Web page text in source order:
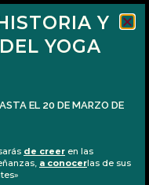
de Swami
Y
YOGA
EL 20 DE MARZO DE
de creer en las
a conocerlas de sus